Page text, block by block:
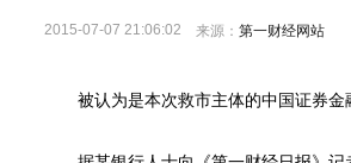
2015-07-07 21:06:02 来源： 第一财经网站
被认为是本次救市主体的中国证券金